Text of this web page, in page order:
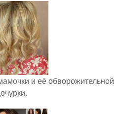
и её обворожительной